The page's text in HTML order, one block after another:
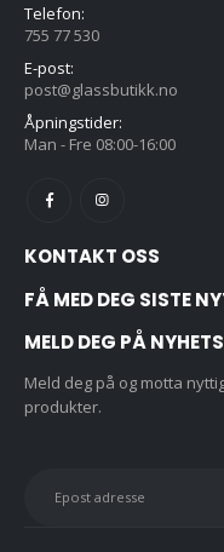
Telefon:
755 77 530
E-post:
post@glassbutikk.no
Åpningstider:
Man - Fre 08:00-16:00
KONTAKT OSS
FÅ MED DEG SISTE
MELD DEG PÅ
Meld deg på og motta
produkter.